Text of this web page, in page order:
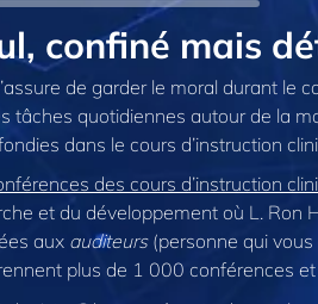
confiné mais
de garder le moral durant le
tâches quotidiennes autour de la
dans le cours d’instruction
des cours d’instruction
et du développement où L. Ron
aux auditeurs(personne qui vous
plus de 1 000 conférences